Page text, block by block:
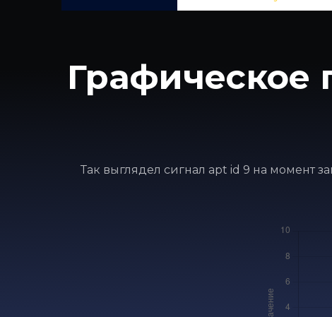
Графическое
Так выглядел сигнал apt id 9 на момент